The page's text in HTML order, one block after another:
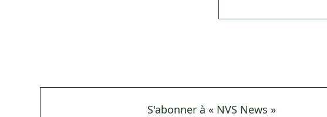
S'abonner à « NVS News »